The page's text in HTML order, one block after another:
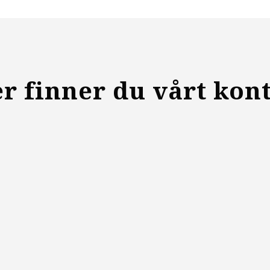
finner du vårt